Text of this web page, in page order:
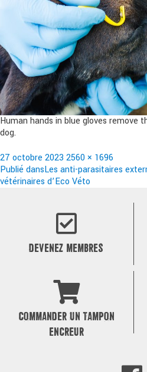
Human hands in blue gloves remove
dog.
Publié
le
27 octobre 2023 Taille
réelle
2560 × 1696
Navigation
Publié dansLes anti-parasitaires
vétérinaires d’Eco Véto
DEVENEZ MEMBRES
COMMANDER UN TAMPON
ENCREUR